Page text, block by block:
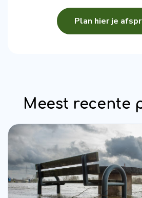
Plan hier je
Meest recente